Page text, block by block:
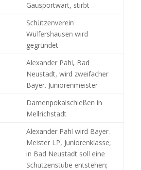
Gausportwart, stirbt
Schützenverein
Wülfershausen wird
gegründet
Alexander Pahl, Bad
Neustadt, wird zweifacher
Bayer. Juniorenmeister
Damenpokalschießen in
Mellrichstadt
Alexander Pahl wird Bayer.
Meister LP, Juniorenklasse;
in Bad Neustadt soll eine
Schützenstube entstehen;